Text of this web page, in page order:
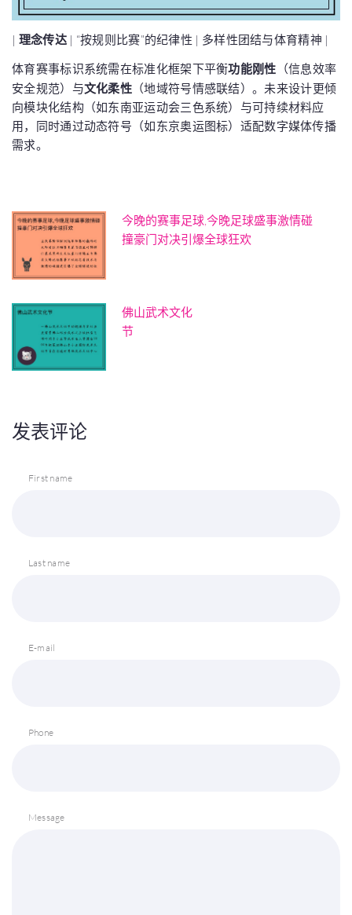
| 理念传达| “按规则比赛”的纪律性 | 多样性团结与体育精神 |
体育赛事标识系统需在标准化框架下平衡功能刚性 （信息效率
安全规范）与文化柔性 （地域符号情感联结）。未来设计更倾
向模块化结构（如东南亚运动会三色系统）与可持续材料应
用，同时通过动态符号（如东京奥运图标）适配数字媒体传播
需求。
今晚的赛事足球,今晚足球盛事激情碰
撞豪门对决引爆全球狂欢
佛山武术文化
节
发表评论
First name
Last name
E-mail
Phone
Message